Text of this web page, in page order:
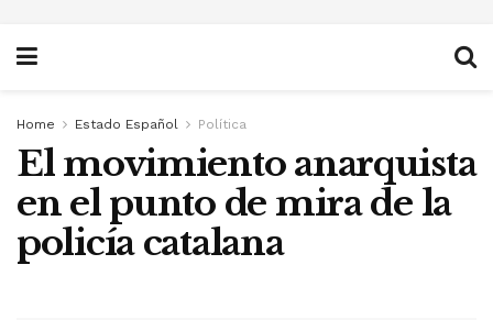
Home Estado Español Política
El movimiento anarquista
en el punto de mira de la
policía catalana